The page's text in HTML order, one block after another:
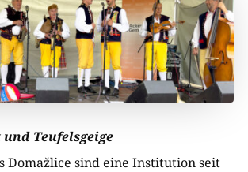
Teufelsgeige
Domažlice sind eine Institution seit